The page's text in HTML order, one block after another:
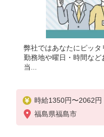
弊社ではあなたにピッ
勤務地や曜日・時間な
当...
時給1350円〜2062
全支給(ガソリン代含
福島県福島市